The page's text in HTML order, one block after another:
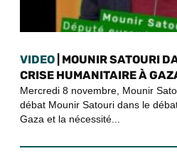
VIDEO | MOUNIR SATOURI
CRISE HUMANITAIRE À
Mercredi 8 novembre, Mounir
débat Mounir Satouri dans le
Gaza et la nécessité...